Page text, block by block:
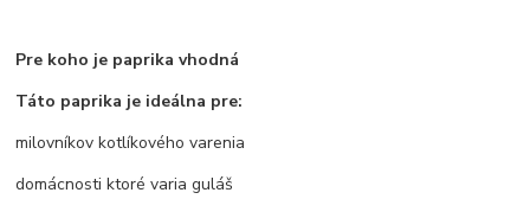
Pre koho je paprika vhodná
Táto paprika je ideálna pre:
milovníkov kotlíkového varenia
domácnosti ktoré varia guláš